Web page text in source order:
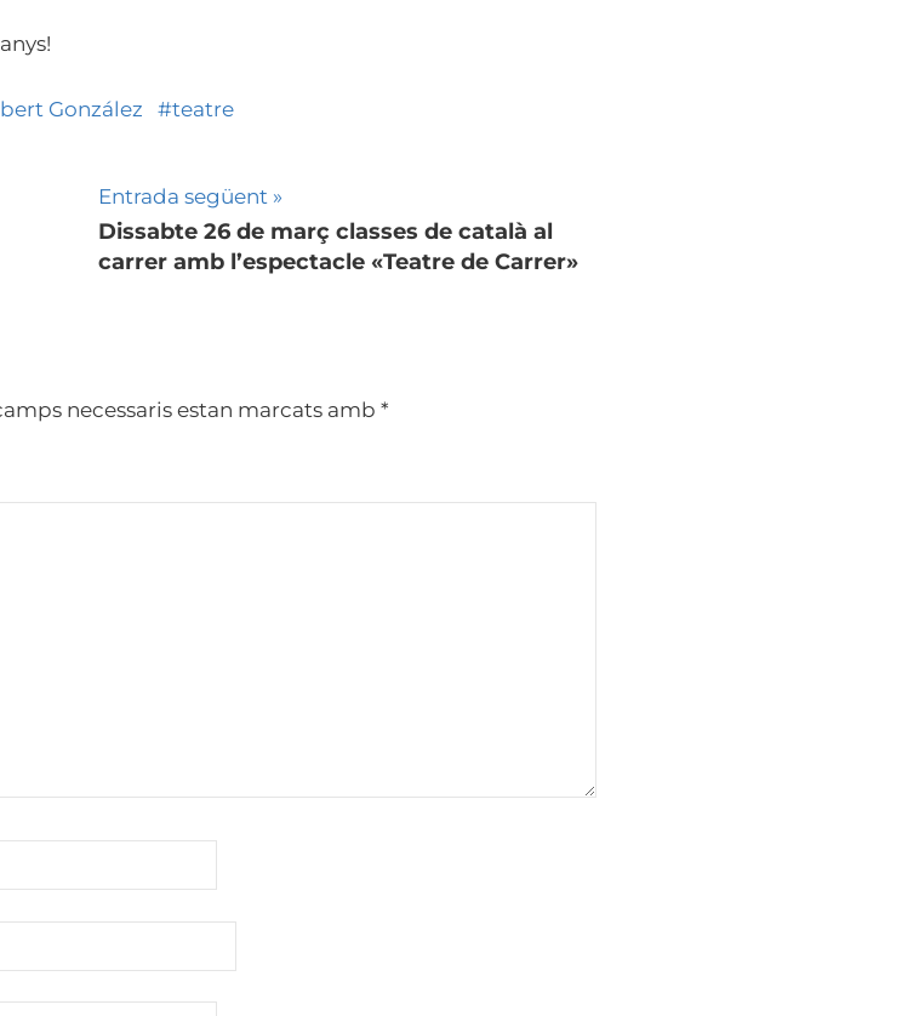
González teatre
Entrada següent
Dissabte 26 de març classes de català al
carrer amb l’espectacle «Teatre de Carrer»
necessaris estan marcats amb *